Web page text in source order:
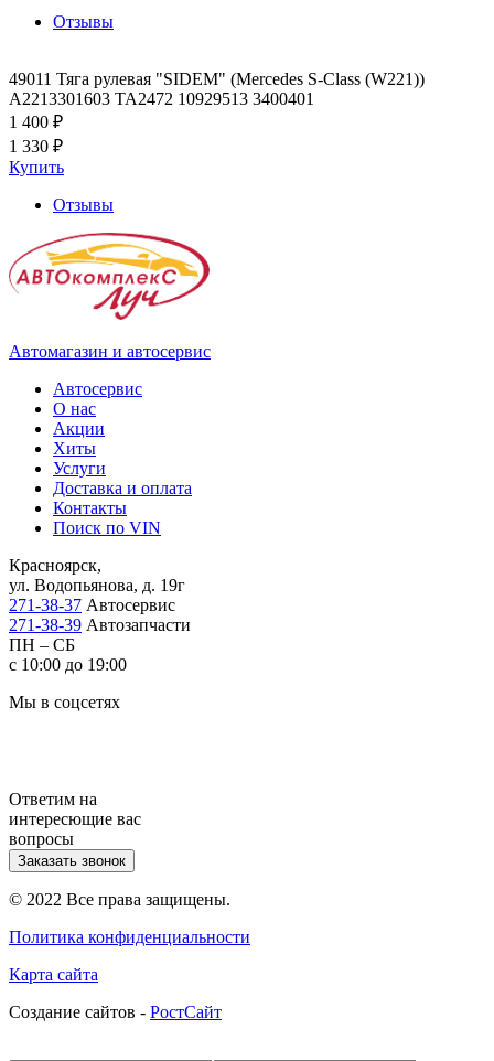
Отзывы
49011 Тяга рулевая "SIDEM" (Mercedes S-Class (W221))
A2213301603 TA2472 10929513 3400401
1 400 ₽
1 330 ₽
Купить
Отзывы
Автомагазин и автосервис
Автосервис
О нас
Акции
Хиты
Услуги
Доставка и оплата
Контакты
Поиск по VIN
Красноярск,
ул. Водопьянова, д. 19г
271-38-37 Автосервис
271-38-39 Автозапчасти
ПН – СБ
с 10:00 до 19:00
Мы в соцсетях
Ответим на
интересющие вас
вопросы
Заказать звонок
© 2022 Все права защищены.
Политика конфиденциальности
Карта сайта
Cоздание сайтов - РостСайт